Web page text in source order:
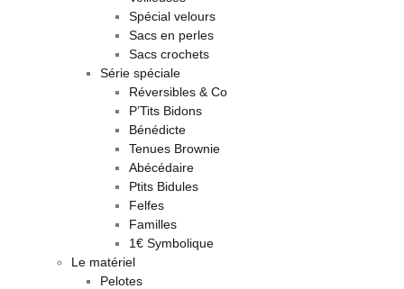
Spécial velours
Sacs en perles
Sacs crochets
Série spéciale
Réversibles & Co
P’Tits Bidons
Bénédicte
Tenues Brownie
Abécédaire
Ptits Bidules
Felfes
Familles
1€ Symbolique
Le matériel
Pelotes